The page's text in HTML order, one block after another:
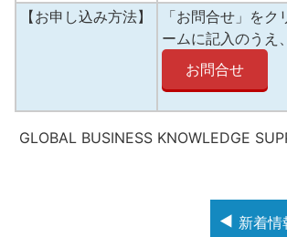
【お申し込み方法】
「お問合せ」をク
ームに記入のうえ
お問合せ
GLOBAL BUSINESS KNOWLEDGE
新着情